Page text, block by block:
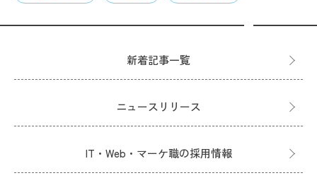
新着記事一覧
ニュースリリース
IT・Web・マーケ職の採用情報